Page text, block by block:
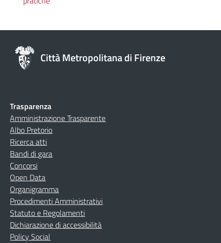
Città Metropolitana di Firenze
Trasparenza
Amministrazione Trasparente
Albo Pretorio
Ricerca atti
Bandi di gara
Concorsi
Open Data
Organigramma
Procedimenti Amministrativi
Statuto e Regolamenti
Dichiarazione di accessibilità
Policy Social